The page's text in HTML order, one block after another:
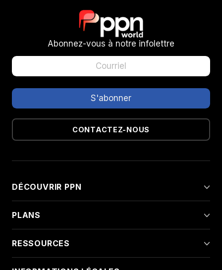
Abonnez-vous à notre infolettre
CONTACTEZ-NOUS
DÉCOUVRIR PPN
PLANS
RESSOURCES